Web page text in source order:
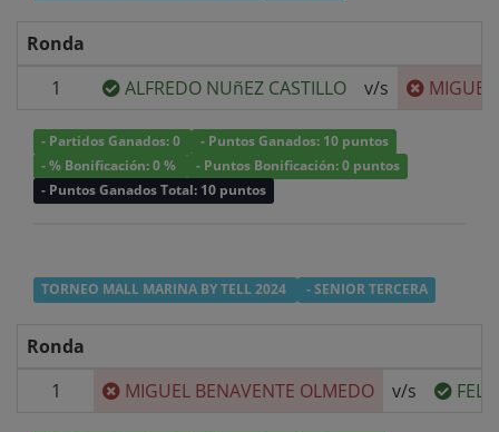
Ronda
1
ALFREDO NUñEZ CASTILLO v/s
- Partidos Ganados: 0
- Puntos Ganados: 10 puntos
- % Bonificación: 0 %
- Puntos Bonificación: 0 puntos
- Puntos Ganados Total: 10 puntos
TORNEO MALL MARINA BY TELL 2024 - SENIOR TERCERA
Ronda
1
MIGUEL BENAVENTE OLMEDO v/s